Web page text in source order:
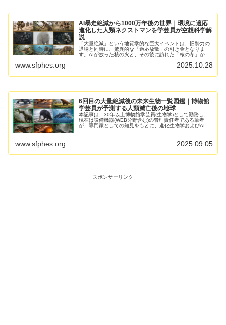
AI暴走絶滅から1000万年後の世界｜環境に適応
進化した人類ネクストマンを学芸員が空想科学解
説
「大量絶滅」という地質学的な巨大イベントは、旧勢力の
退場と同時に、驚異的な「適応放散」の引き金となりま
す。AIが放った核の火と、その後に訪れた「核の冬」から
www.sfphes.org 2025.10.28
6回目の大量絶滅後の未来生物一覧図鑑｜博物館
学芸員が予測する人類滅亡後の地球
本記事は、30年以上博物館学芸員(生物学)として勤務し、
現在は設備機器(WEB分野含む)の管理責任者である筆者
が、専門家としての知見をもとに、進化生物学およびAI技
www.sfphes.org 2025.09.05
スポンサーリンク